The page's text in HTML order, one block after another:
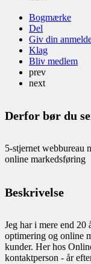
Bogmærke
Del
Giv din
Klag
Bliv medlem
prev
next
Derfor bør du
5-stjernet webbureau
online markedsføring
Beskrivelse
Jeg har i mere end 20
optimering og online
kunder. Her hos
kontaktperson - år